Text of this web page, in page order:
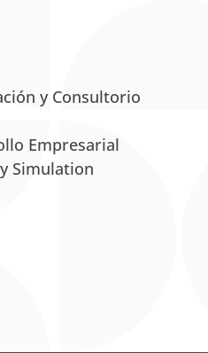
y Consultorio
Empresarial
Simulation